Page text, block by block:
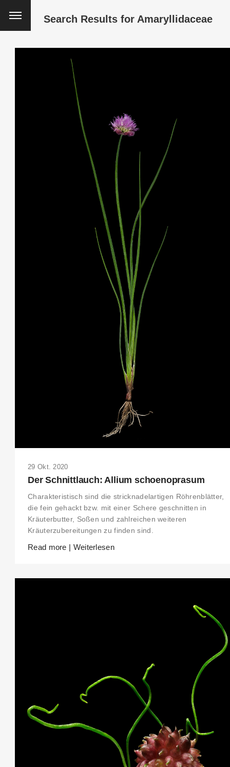
Search Results for Amaryllidaceae
29 Okt. 2020
Der Schnittlauch: Allium schoenoprasum
Charakteristisch sind die stricknadelartigen Röhrenblätter,
die fein gehackt bzw. mit einer Schere geschnitten in
Kräuterbutter, Soßen und zahlreichen weiteren
Kräuterzubereitungen zu finden sind.
Read more | Weiterlesen